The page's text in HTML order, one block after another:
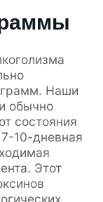
Наши
обычно
состояния
10-дневная
Этот